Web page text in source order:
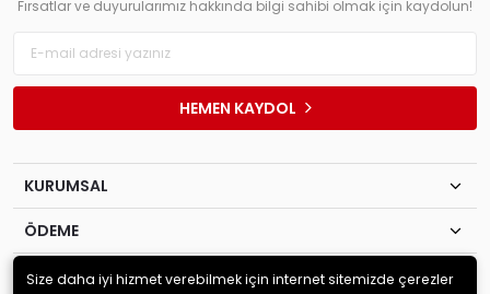
Fırsatlar ve duyurularımız hakkında bilgi sahibi olmak için kaydolun!
HEMEN KAYDOL
KURUMSAL
ÖDEME
İLETİŞİM
Size daha iyi hizmet verebilmek için internet sitemizde çerezler